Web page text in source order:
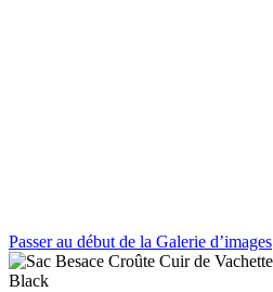
Passer au début de la Galerie d’images